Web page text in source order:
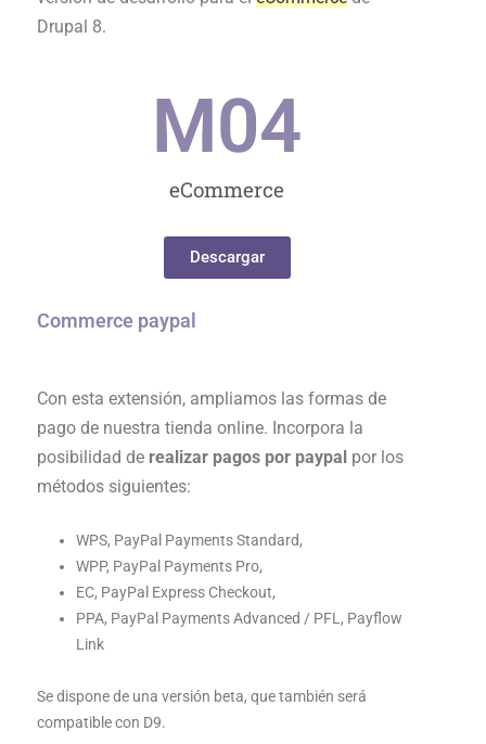
Drupal 8.
eCommerce
M04
Descargar
Commerce paypal
Con esta extensión, ampliamos las formas de
pago de nuestra tienda online. Incorpora la
posibilidad de realizar pagos por paypal por los
métodos siguientes:
WPS, PayPal Payments Standard,
WPP, PayPal Payments Pro,
EC, PayPal Express Checkout,
PPA, PayPal Payments Advanced / PFL, Payflow
Link
Se dispone de una versión beta, que también será
compatible con D9.